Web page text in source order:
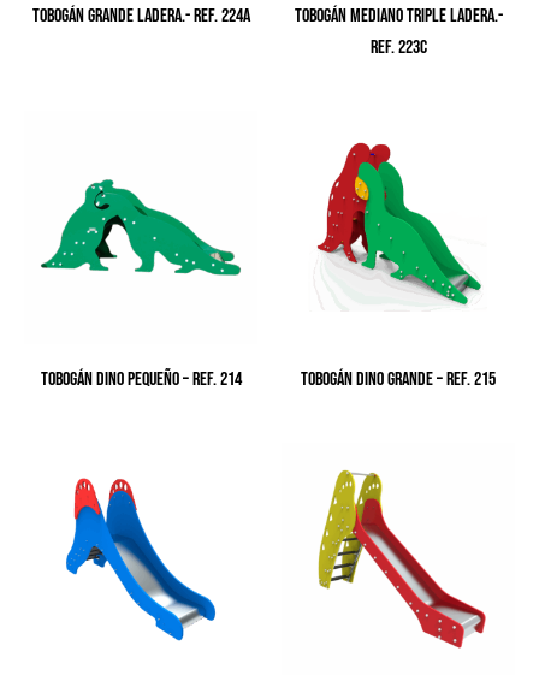
TOBOGÁN GRANDE LADERA.- Ref. 224A
TOBOGÁN MEDIANO TRIPLE LADERA.-
Ref. 223C
TOBOGÁN DINO PEQUEÑO – Ref. 214 TOBOGÁN DINO GRANDE – Ref. 215